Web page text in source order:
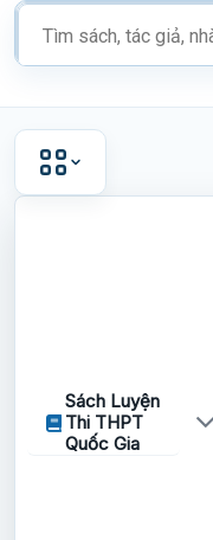
Tìm
kiếm
phẩm
Sách Luyện
Thi THPT
Quốc Gia